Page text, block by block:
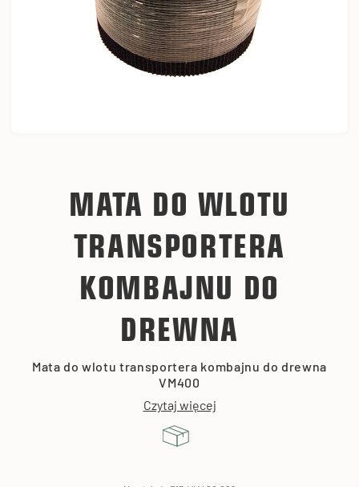
MATA DO WLOTU
TRANSPORTERA
KOMBAJNU DO
DREWNA
Mata do wlotu transportera kombajnu do drewna
VM400
Czytaj więcej